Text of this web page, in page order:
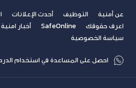
عن أمنية التوظيف أحدث الإعلانات
اعرف حقوقك
SafeOnline أخبار امنية
سياسة الخصوصية
احصل على المساعدة في استخدام